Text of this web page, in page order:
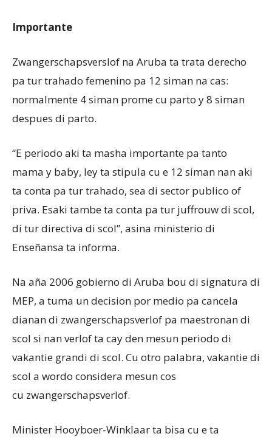
Importante
Zwangerschapsverslof na Aruba ta trata derecho
pa tur trahado femenino pa 12 siman na cas:
normalmente 4 siman prome cu parto y 8 siman
despues di parto.
“E periodo aki ta masha importante pa tanto
mama y baby, ley ta stipula cu e 12 siman nan aki
ta conta pa tur trahado, sea di sector publico of
priva. Esaki tambe ta conta pa tur juffrouw di scol,
di tur directiva di scol”, asina ministerio di
Enseñansa ta informa.
Na aña 2006 gobierno di Aruba bou di signatura di
MEP, a tuma un decision por medio pa cancela
dianan di zwangerschapsverlof pa maestronan di
scol si nan verlof ta cay den mesun periodo di
vakantie grandi di scol. Cu otro palabra, vakantie di
scol a wordo considera mesun cos
cu zwangerschapsverlof.
Minister Hooyboer-Winklaar ta bisa cu e ta